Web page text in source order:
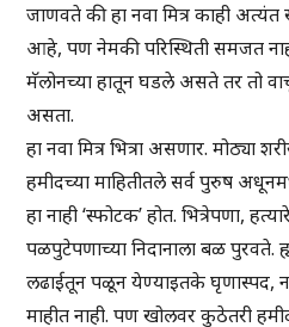
जाणवते की हा नवा मित्र काही
आहे, पण नेमकी परिस्थिती समजत
मॅलोनच्या हातून घडले असते तर तो
असता.
हा नवा मित्र भित्रा असणार. मोठ्या
हमीदच्या माहितीतले सर्व पुरुष
हा नाही ‘स्फोटक’ होत. भित्रेपणा,
पळपुटेपणाच्या निदानाला बळ पुरवते.
लढाईतून पळून येण्याइतके घृणास्पद,
माहीत नाही. पण खोलवर कुठेतरी